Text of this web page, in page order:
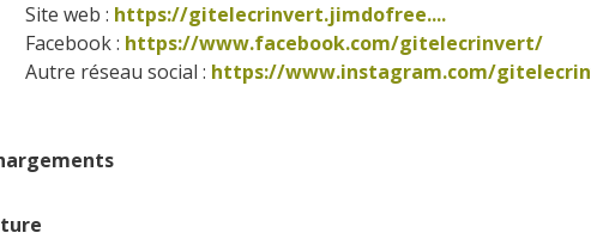
Site web : https://gitelecrinvert.jimdofree....
Facebook : https://www.facebook.com/gitelecrinvert/
Autre réseau social : https://www.instagram.com/